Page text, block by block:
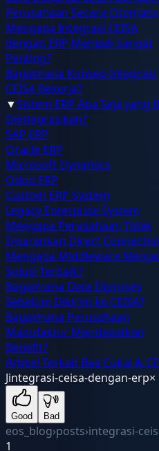
Perusahaan Secara Otomatis
Mengapa Integrasi CEISA
dengan ERP Menjadi Sangat
Penting?
Bagaimana Konsep Integrasi
CEISA Bekerja?
▼Sistem ERP Apa Saja yang
Diintegrasikan?
SAP ERP
Oracle ERP
Microsoft Dynamics
Odoo ERP
Custom ERP System
Legacy Enterprise System
Mengapa Perusahaan Tidak
Disarankan Direct
Mengapa Middleware
Solusi Terbaik?
Bagaimana Data Diproses
Sebelum Dikirim ke CEISA?
Bagaimana Perusahaan
Manufaktur Mendapatkan
Benefit?
Artikel Terkait Bea Cukai &
Jintegrasi-ceisa-dengan-erp×
Good Bad
eos_blog›posts›integrasi-
1